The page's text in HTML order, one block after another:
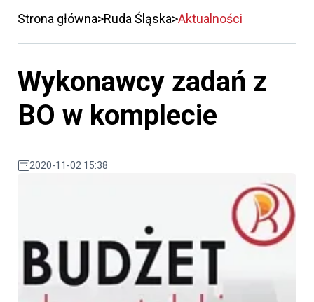
Strona główna Ruda Śląska Aktualności
Wykonawcy zadań z
BO w komplecie
2020-11-02 15:38